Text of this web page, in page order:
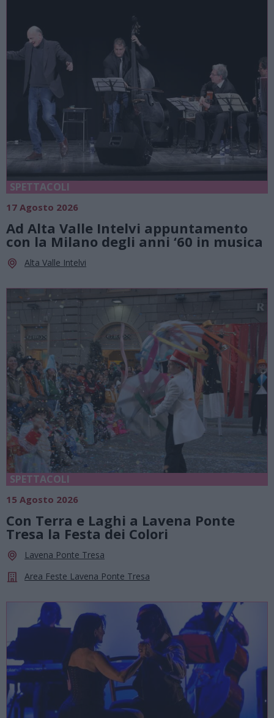
SPETTACOLI
17 Agosto 2026
Ad Alta Valle Intelvi appuntamento
con la Milano degli anni ‘60 in musica
Alta Valle Intelvi
SPETTACOLI
15 Agosto 2026
Con Terra e Laghi a Lavena Ponte
Tresa la Festa dei Colori
Lavena Ponte Tresa
Area Feste Lavena Ponte Tresa